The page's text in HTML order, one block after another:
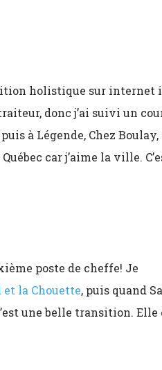
holistique sur internet
donc j’ai suivi un
à Légende, Chez Boulay,
car j’aime la ville.
poste de cheffe! Je
et la Chouette, puis quand
une belle transition. Elle